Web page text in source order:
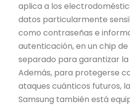
aplica a los
datos particularmente
como contraseñas e
autenticación, en un chip
separado para garantizar
Además, para protegerse
ataques cuánticos futuros,
Samsung también está